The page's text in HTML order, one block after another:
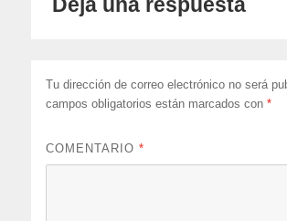
Deja una respuesta
Tu dirección de correo electrónico no será
campos obligatorios están marcados con*
COMENTARIO*